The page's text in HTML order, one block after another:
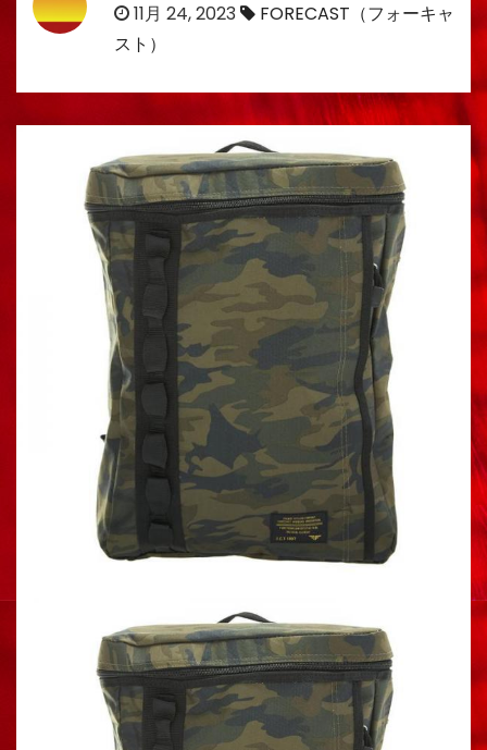
11月 24, 2023
FORECAST（フォーキャ
スト）